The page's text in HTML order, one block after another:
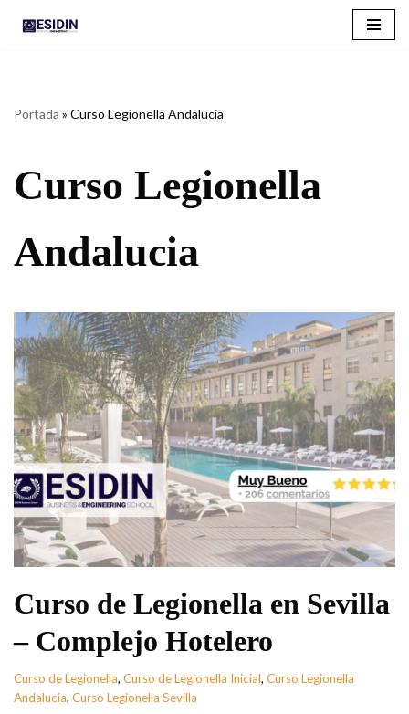
Portada » Curso Legionella Andalucia
Curso Legionella
Andalucia
Curso de Legionella en Sevilla
– Complejo Hotelero
Curso de Legionella, Curso de Legionella Inicial, Curso Legionella
Andalucia, Curso Legionella Sevilla